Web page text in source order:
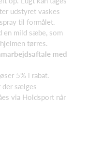
udstyret vaskes
til formålet.
en mild sæbe, som
tørres.
med
5% i rabat.
der sælges
via Holdsport når